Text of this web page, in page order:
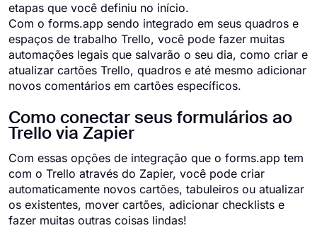
etapas que você definiu no início.
Com o forms.app sendo integrado em seus quadros e
espaços de trabalho Trello, você pode fazer muitas
automações legais que salvarão o seu dia, como criar e
atualizar cartões Trello, quadros e até mesmo adicionar
novos comentários em cartões específicos.
Como conectar seus formulários ao
Trello via Zapier
Com essas opções de integração que o forms.app tem
com o Trello através do Zapier, você pode criar
automaticamente novos cartões, tabuleiros ou atualizar
os existentes, mover cartões, adicionar checklists e
fazer muitas outras coisas lindas!